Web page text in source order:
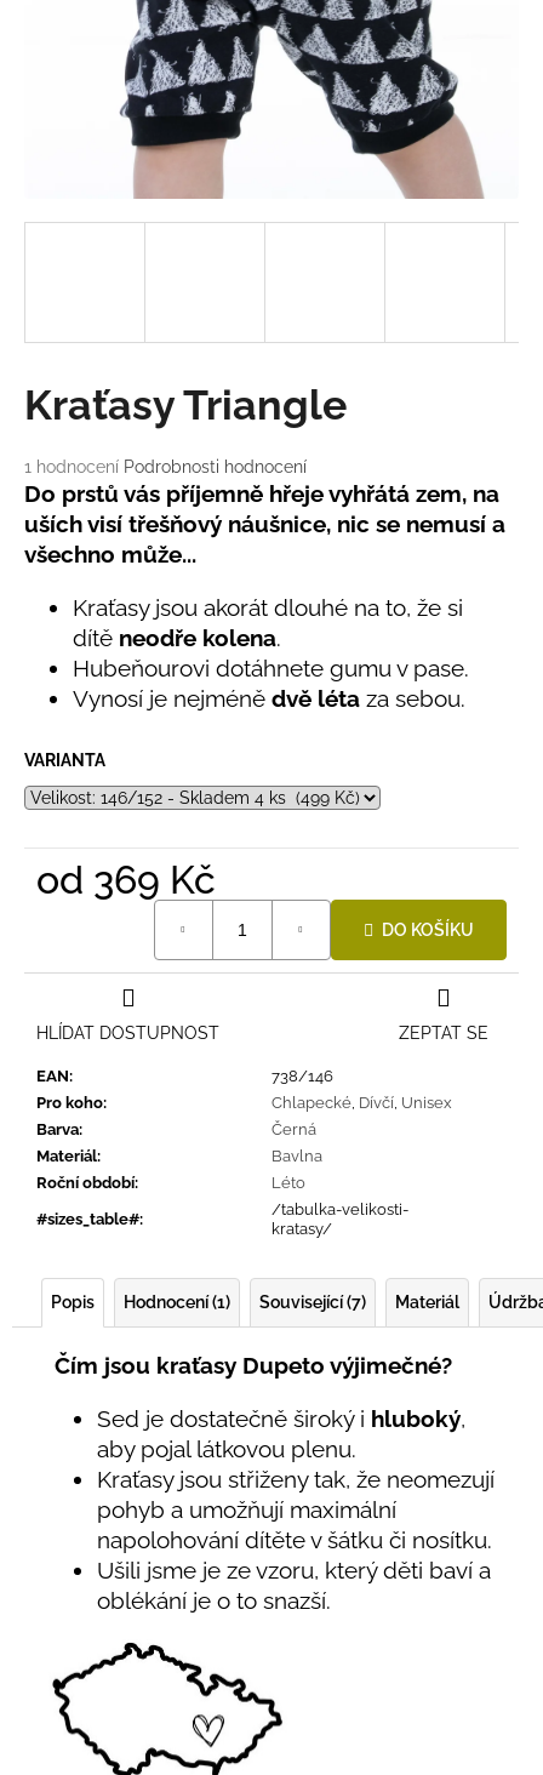
Průměrné
hodnocení
produktu
je
5,0
hvězdiček.
1 hodnocení Podrobnosti hodnocení
Kraťasy Triangle
Do prstů vás příjemně hřeje vyhřátá zem, na
uších visí třešňový náušnice, nic se nemusí a
všechno může...
Kraťasy jsou akorát dlouhé na to, že si
dítě neodře kolena.
Hubeňourovi dotáhnete gumu v pase.
Vynosí je nejméně dvě léta za sebou.
VARIANTA
od 369 Kč
DO KOŠÍKU
EAN:
738/146
Pro koho: Chlapecké, Dívčí, Unisex
Barva:
Černá
Materiál:
Bavlna
Roční období:
Léto
#sizes_table#:
/tabulka-velikosti-
kratasy/
ZEPTAT SE
HLÍDAT DOSTUPNOST
Popis Hodnocení (1) Související (7) Materiál
Čím jsou kraťasy Dupeto výjimečné?
Sed je dostatečně široký i hluboký,
aby pojal látkovou plenu.
Kraťasy jsou střiženy tak, že neomezují
pohyb a umožňují maximální
napolohování dítěte v šátku či nosítku.
Ušili jsme je ze vzoru, který děti baví a
oblékání je o to snazší.
D
o
o
r
u
č
LETNÍ
RYCHLESCHNOUCÍ
KALHOTY
ŽLUTÉ
695